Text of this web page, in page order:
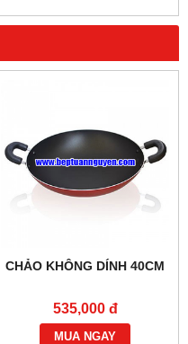
CHẢO KHÔNG DÍNH 40CM
535,000 đ
MUA NGAY